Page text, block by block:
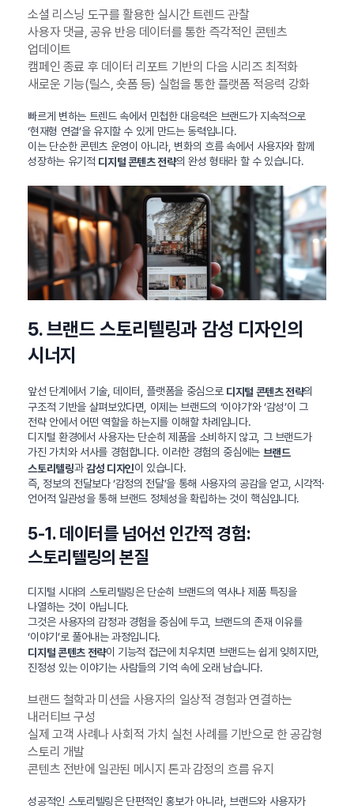
소셜 리스닝 도구를 활용한 실시간 트렌드 관찰
사용자 댓글, 공유 반응 데이터를 통한 즉각적인 콘텐츠
업데이트
캠페인 종료 후 데이터 리포트 기반의 다음 시리즈 최적화
새로운 기능(릴스, 숏폼 등) 실험을 통한 플랫폼 적응력 강화
빠르게 변하는 트렌드 속에서 민첩한 대응력은 브랜드가 지속적으로
‘현재형 연결’을 유지할 수 있게 만드는 동력입니다.
이는 단순한 콘텐츠 운영이 아니라, 변화의 흐름 속에서 사용자와 함께
성장하는 유기적 디지털 콘텐츠 전략의 완성 형태라 할 수 있습니다.
5. 브랜드 스토리텔링과 감성 디자인의
시너지
앞선 단계에서 기술, 데이터, 플랫폼을 중심으로 디지털 콘텐츠 전략의
구조적 기반을 살펴보았다면, 이제는 브랜드의 ‘이야기’와 ‘감성’이 그
전략 안에서 어떤 역할을 하는지를 이해할 차례입니다.
디지털 환경에서 사용자는 단순히 제품을 소비하지 않고, 그 브랜드가
가진 가치와 서사를 경험합니다. 이러한 경험의 중심에는 브랜드
스토리텔링과감성 디자인이 있습니다.
즉, 정보의 전달보다 ‘감정의 전달’을 통해 사용자의 공감을 얻고, 시각적·
언어적 일관성을 통해 브랜드 정체성을 확립하는 것이 핵심입니다.
5-1. 데이터를 넘어선 인간적 경험:
스토리텔링의 본질
디지털 시대의 스토리텔링은 단순히 브랜드의 역사나 제품 특징을
나열하는 것이 아닙니다.
그것은 사용자의 감정과 경험을 중심에 두고, 브랜드의 존재 이유를
‘이야기’로 풀어내는 과정입니다.
디지털 콘텐츠 전략이 기능적 접근에 치우치면 브랜드는 쉽게 잊히지만,
진정성 있는 이야기는 사람들의 기억 속에 오래 남습니다.
브랜드 철학과 미션을 사용자의 일상적 경험과 연결하는
내러티브 구성
실제 고객 사례나 사회적 가치 실천 사례를 기반으로 한 공감형
스토리 개발
콘텐츠 전반에 일관된 메시지 톤과 감정의 흐름 유지
성공적인 스토리텔링은 단편적인 홍보가 아니라, 브랜드와 사용자가